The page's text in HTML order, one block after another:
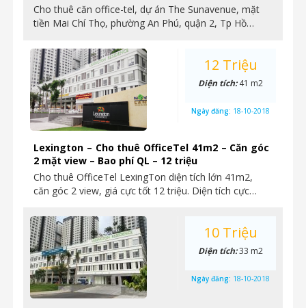
Cho thuê căn office-tel, dự án The Sunavenue, mặt
tiền Mai Chí Thọ, phường An Phú, quận 2, Tp Hồ…
Lexington – Cho thuê OfficeTel 41m2 – Căn góc
2 mặt view – Bao phí QL – 12 triệu
Cho thuê OfficeTel LexingTon diện tích lớn 41m2,
căn góc 2 view, giá cực tốt 12 triệu. Diện tích cực…
12 Triệu
Diện tích:41 m2
Ngày đăng: 18-10-2018
10 Triệu
Diện tích:33 m2
Ngày đăng: 18-10-2018